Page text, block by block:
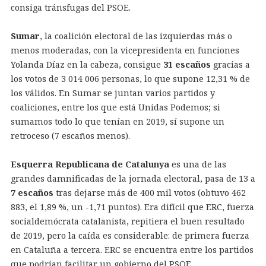
consiga tránsfugas del PSOE.
Sumar, la coalición electoral de las izquierdas más o
menos moderadas, con la vicepresidenta en funciones
Yolanda Díaz en la cabeza, consigue 31 escaños gracias a
los votos de 3 014 006 personas, lo que supone 12,31 % de
los válidos. En Sumar se juntan varios partidos y
coaliciones, entre los que está Unidas Podemos; si
sumamos todo lo que tenían en 2019, sí supone un
retroceso (7 escaños menos).
Esquerra Republicana de Catalunyaes una de las
grandes damnificadas de la jornada electoral, pasa de 13 a
7 escaños tras dejarse más de 400 mil votos (obtuvo 462
883, el 1,89 %, un -1,71 puntos). Era difícil que ERC, fuerza
socialdemócrata catalanista, repitiera el buen resultado
de 2019, pero la caída es considerable: de primera fuerza
en Cataluña a tercera. ERC se encuentra entre los partidos